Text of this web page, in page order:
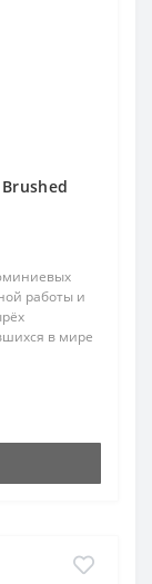
работы и
в мире